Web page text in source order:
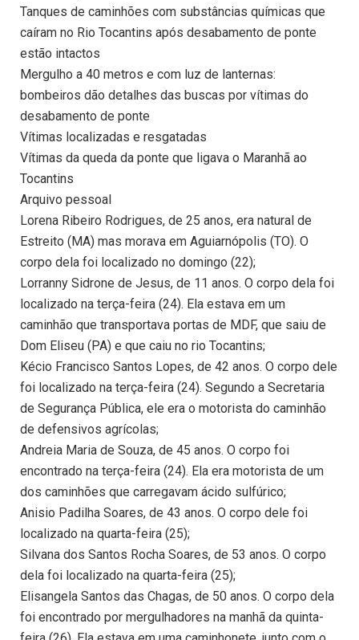
Tanques de caminhões com substâncias químicas que
caíram no Rio Tocantins após desabamento de ponte
estão intactos
Mergulho a 40 metros e com luz de lanternas:
bombeiros dão detalhes das buscas por vítimas do
desabamento de ponte
Vítimas localizadas e resgatadas
Vítimas da queda da ponte que ligava o Maranhã ao
Tocantins
Arquivo pessoal
Lorena Ribeiro Rodrigues, de 25 anos, era natural de
Estreito (MA) mas morava em Aguiarnópolis (TO). O
corpo dela foi localizado no domingo (22);
Lorranny Sidrone de Jesus, de 11 anos. O corpo dela foi
localizado na terça-feira (24). Ela estava em um
caminhão que transportava portas de MDF, que saiu de
Dom Eliseu (PA) e que caiu no rio Tocantins;
Kécio Francisco Santos Lopes, de 42 anos. O corpo dele
foi localizado na terça-feira (24). Segundo a Secretaria
de Segurança Pública, ele era o motorista do caminhão
de defensivos agrícolas;
Andreia Maria de Souza, de 45 anos. O corpo foi
encontrado na terça-feira (24). Ela era motorista de um
dos caminhões que carregavam ácido sulfúrico;
Anisio Padilha Soares, de 43 anos. O corpo dele foi
localizado na quarta-feira (25);
Silvana dos Santos Rocha Soares, de 53 anos. O corpo
dela foi localizado na quarta-feira (25);
Elisangela Santos das Chagas, de 50 anos. O corpo dela
foi encontrado por mergulhadores na manhã da quinta-